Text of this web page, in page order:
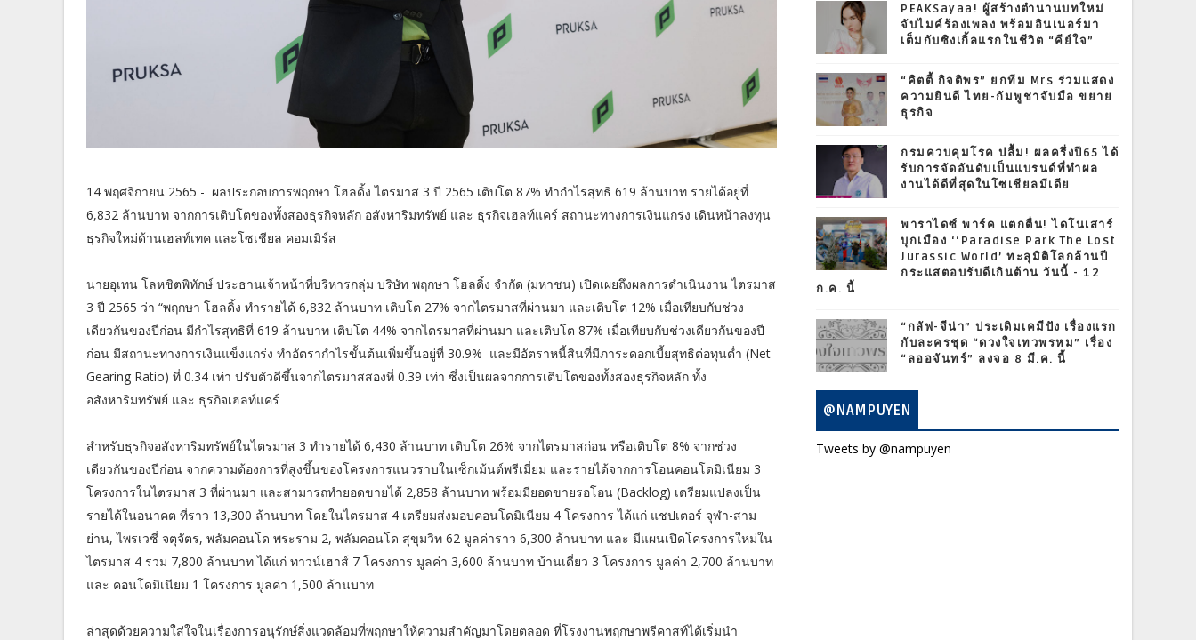
14 พฤศจิกายน 2565 - ผลประกอบการพฤกษา โฮลดิ้ง ไตรมาส 3 ปี 2565 เติบโต 87% ทำกำไรสุทธิ 619 ล้านบาท รายได้อยู่ที่
6,832 ล้านบาท จากการเติบโตของทั้งสองธุรกิจหลัก อสังหาริมทรัพย์ และ ธุรกิจเฮลท์แคร์ สถานะทางการเงินแกร่ง เดินหน้าลงทุน
ธุรกิจใหม่ด้านเฮลท์เทค และโซเชียล คอมเมิร์ส
นายอุเทน โลหชิตพิทักษ์ ประธานเจ้าหน้าที่บริหารกลุ่ม บริษัท พฤกษา โฮลดิ้ง จำกัด (มหาชน) เปิดเผยถึงผลการดำเนินงาน ไตรมาส
3 ปี 2565 ว่า “พฤกษา โฮลดิ้ง ทำรายได้ 6,832 ล้านบาท เติบโต 27% จากไตรมาสที่ผ่านมา และเติบโต 12% เมื่อเทียบกับช่วง
เดียวกันของปีก่อน มีกำไรสุทธิที่ 619 ล้านบาท เติบโต 44% จากไตรมาสที่ผ่านมา และเติบโต 87% เมื่อเทียบกับช่วงเดียวกันของปี
ก่อน มีสถานะทางการเงินแข็งแกร่ง ทำอัตรากำไรขั้นต้นเพิ่มขึ้นอยู่ที่ 30.9% และมีอัตราหนี้สินที่มีภาระดอกเบี้ยสุทธิต่อทุนต่ำ (Net
Gearing Ratio) ที่ 0.34 เท่า ปรับตัวดีขึ้นจากไตรมาสสองที่ 0.39 เท่า ซึ่งเป็นผลจากการเติบโตของทั้งสองธุรกิจหลัก ทั้ง
อสังหาริมทรัพย์ และ ธุรกิจเฮลท์แคร์
สำหรับธุรกิจอสังหาริมทรัพย์ในไตรมาส 3 ทำรายได้ 6,430 ล้านบาท เติบโต 26% จากไตรมาสก่อน หรือเติบโต 8% จากช่วง
เดียวกันของปีก่อน จากความต้องการที่สูงขึ้นของโครงการแนวราบในเซ็กเม้นต์พรีเมี่ยม และรายได้จากการโอนคอนโดมิเนียม 3
โครงการในไตรมาส 3 ที่ผ่านมา และสามารถทำยอดขายได้ 2,858 ล้านบาท พร้อมมียอดขายรอโอน (Backlog) เตรียมแปลงเป็น
รายได้ในอนาคต ที่ราว 13,300 ล้านบาท โดยในไตรมาส 4 เตรียมส่งมอบคอนโดมิเนียม 4 โครงการ ได้แก่ แชปเตอร์ จุฬา-สาม
ย่าน, ไพรเวซี่ จตุจัตร, พลัมคอนโด พระราม 2, พลัมคอนโด สุขุมวิท 62 มูลค่าราว 6,300 ล้านบาท และ มีแผนเปิดโครงการใหม่ใน
ไตรมาส 4 รวม 7,800 ล้านบาท ได้แก่ ทาวน์เฮาส์ 7 โครงการ มูลค่า 3,600 ล้านบาท บ้านเดี่ยว 3 โครงการ มูลค่า 2,700 ล้านบาท
และ คอนโดมิเนียม 1 โครงการ มูลค่า 1,500 ล้านบาท
ล่าสุดด้วยความใส่ใจในเรื่องการอนุรักษ์สิ่งแวดล้อมที่พฤกษาให้ความสำคัญมาโดยตลอด ที่โรงงานพฤกษาพรีคาสท์ได้เริ่มนำ
PEAKSayaa! ผู้สร้างตำนานบทใหม่
จับไมค์ร้องเพลง พร้อมอินเนอร์มา
เต็มกับซิงเกิ้ลแรกในชีวิต “คีย์ใจ”
“คิตตี้ กิจติพร” ยกทีม Mrs ร่วมแสดง
ความยินดี ไทย-กัมพูชาจับมือ ขยาย
ธุรกิจ
กรมควบคุมโรค ปลื้ม! ผลครึ่งปี65 ได้
รับการจัดอันดับเป็นแบรนด์ที่ทำผล
งานได้ดีที่สุดในโซเชียลมีเดีย
พาราไดซ์ พาร์ค แตกตื่น! ไดโนเสาร์
บุกเมือง ‘‘Paradise Park The Lost
Jurassic World’ ทะลุมิติโลกล้านปี
กระแสตอบรับดีเกินต้าน วันนี้ - 12
ก.ค. นี้
“กลัฟ-จีน่า” ประเดิมเคมีปัง เรื่องแรก
กับละครชุด “ดวงใจเทวพรหม” เรื่อง
“ลออจันทร์” ลงจอ 8 มี.ค. นี้
@NAMPUYEN
Tweets by @nampuyen